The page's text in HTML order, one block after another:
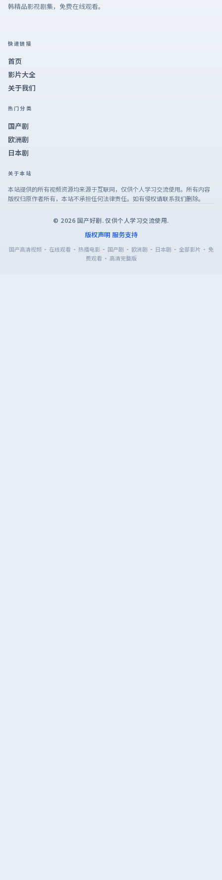
韩精品影视剧集，免费在线观看。
快速链接
首页
影片大全
关于我们
热门分类
国产剧
欧洲剧
日本剧
关于本站
本站提供的所有视频资源均来源于互联网，仅供个人学习交流使用。所有内容
版权归原作者所有，本站不承担任何法律责任。如有侵权请联系我们删除。
© 2026 国产好剧. 仅供个人学习交流使用.
版权声明 服务支持
国产高清视频 · 在线观看 · 热播电影 · 国产剧 · 欧洲剧 · 日本剧 · 全部影片 · 免
费观看 · 高清完整版